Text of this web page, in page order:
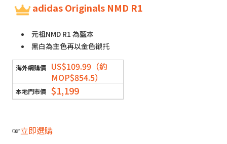
adidas Originals NMD R1
元祖NMD R1 為藍本
黑白為主色再以金色襯托
US$109.99（約
MOP$854.5）
$1,199
☞立即選購